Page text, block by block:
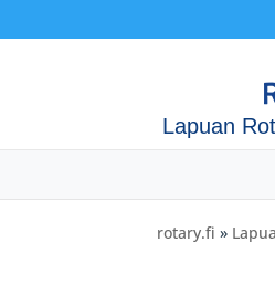
Lapuan
rotary.fi »